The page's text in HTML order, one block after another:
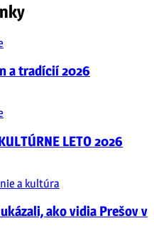
a tradícií 2026
LETO 2026
a kultúra
ako vidia Prešov v